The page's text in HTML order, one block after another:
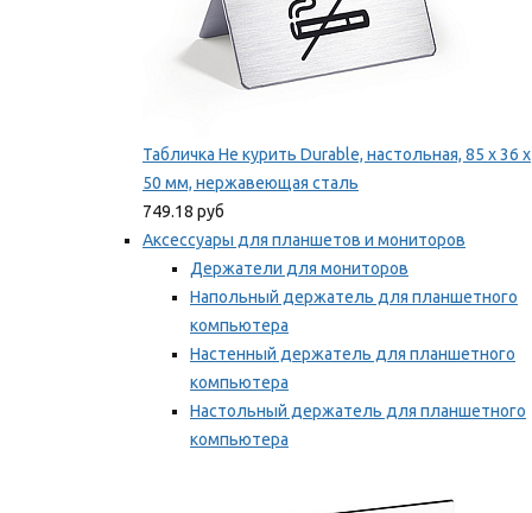
Табличка Не курить Durable, настольная, 85 x 36 x
50 мм, нержавеющая сталь
749.18 руб
Аксессуары для планшетов и мониторов
Держатели для мониторов
Напольный держатель для планшетного
компьютера
Настенный держатель для планшетного
компьютера
Настольный держатель для планшетного
компьютера